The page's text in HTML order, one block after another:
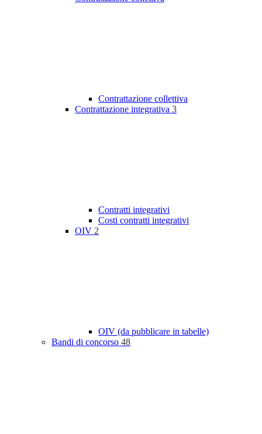
Contrattazione collettiva
Contrattazione integrativa 3
Contratti integrativi
Costi contratti integrativi
OIV 2
OIV (da pubblicare in tabelle)
Bandi di concorso 48